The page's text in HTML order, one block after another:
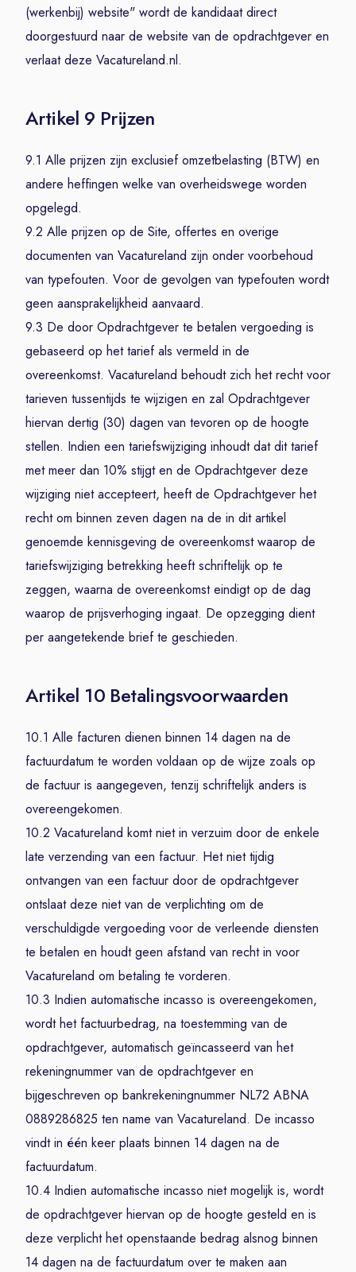
(werkenbij) website" wordt de kandidaat direct
doorgestuurd naar de website van de opdrachtgever en
verlaat deze Vacatureland.nl.
Artikel 9 Prijzen
9.1 Alle prijzen zijn exclusief omzetbelasting (BTW) en
andere heffingen welke van overheidswege worden
opgelegd.
9.2 Alle prijzen op de Site, offertes en overige
documenten van Vacatureland zijn onder voorbehoud
van typefouten. Voor de gevolgen van typefouten wordt
geen aansprakelijkheid aanvaard.
9.3 De door Opdrachtgever te betalen vergoeding is
gebaseerd op het tarief als vermeld in de
overeenkomst. Vacatureland behoudt zich het recht voor
tarieven tussentijds te wijzigen en zal Opdrachtgever
hiervan dertig (30) dagen van tevoren op de hoogte
stellen. Indien een tariefswijziging inhoudt dat dit tarief
met meer dan 10% stijgt en de Opdrachtgever deze
wijziging niet accepteert, heeft de Opdrachtgever het
recht om binnen zeven dagen na de in dit artikel
genoemde kennisgeving de overeenkomst waarop de
tariefswijziging betrekking heeft schriftelijk op te
zeggen, waarna de overeenkomst eindigt op de dag
waarop de prijsverhoging ingaat. De opzegging dient
per aangetekende brief te geschieden.
Artikel 10 Betalingsvoorwaarden
10.1 Alle facturen dienen binnen 14 dagen na de
factuurdatum te worden voldaan op de wijze zoals op
de factuur is aangegeven, tenzij schriftelijk anders is
overeengekomen.
10.2 Vacatureland komt niet in verzuim door de enkele
late verzending van een factuur. Het niet tijdig
ontvangen van een factuur door de opdrachtgever
ontslaat deze niet van de verplichting om de
verschuldigde vergoeding voor de verleende diensten
te betalen en houdt geen afstand van recht in voor
Vacatureland om betaling te vorderen.
10.3 Indien automatische incasso is overeengekomen,
wordt het factuurbedrag, na toestemming van de
opdrachtgever, automatisch geïncasseerd van het
rekeningnummer van de opdrachtgever en
bijgeschreven op bankrekeningnummer NL72 ABNA
0889286825 ten name van Vacatureland. De incasso
vindt in één keer plaats binnen 14 dagen na de
factuurdatum.
10.4 Indien automatische incasso niet mogelijk is, wordt
de opdrachtgever hiervan op de hoogte gesteld en is
deze verplicht het openstaande bedrag alsnog binnen
14 dagen na de factuurdatum over te maken aan